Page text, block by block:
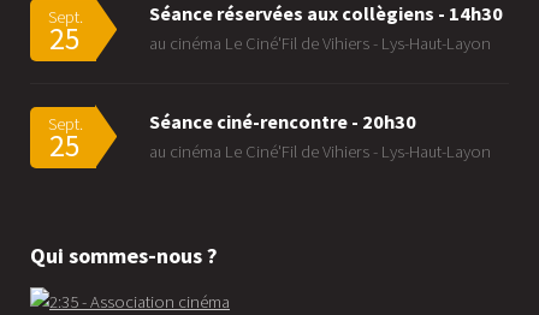
Sept.
25
Séance réservées aux collègiens - 14h30
au cinéma Le Ciné'Fil de Vihiers - Lys-Haut-Layon
Sept.
25
Séance ciné-rencontre - 20h30
au cinéma Le Ciné'Fil de Vihiers - Lys-Haut-Layon
Qui sommes-nous ?